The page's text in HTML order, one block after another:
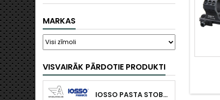
MARKAS
VISVAIRĀK PĀRDOTIE PRODUKTI
IOSSO PASTA STOBRA TĪRĪŠANAI